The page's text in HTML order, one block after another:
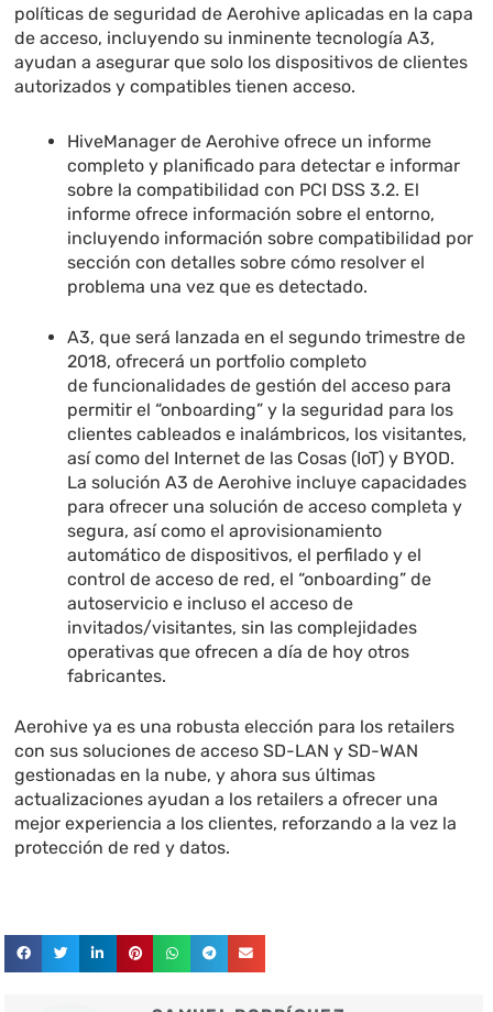
políticas de seguridad de Aerohive aplicadas en la capa
de acceso, incluyendo su inminente tecnología A3,
ayudan a asegurar que solo los dispositivos de clientes
autorizados y compatibles tienen acceso.
HiveManager de Aerohive ofrece un informe
completo y planificado para detectar e informar
sobre la compatibilidad con PCI DSS 3.2. El
informe ofrece información sobre el entorno,
incluyendo información sobre compatibilidad por
sección con detalles sobre cómo resolver el
problema una vez que es detectado.
A3, que será lanzada en el segundo trimestre de
2018, ofrecerá un portfolio completo
de funcionalidades de gestión del acceso para
permitir el “onboarding” y la seguridad para los
clientes cableados e inalámbricos, los visitantes,
así como del Internet de las Cosas (IoT) y BYOD.
La solución A3 de Aerohive incluye capacidades
para ofrecer una solución de acceso completa y
segura, así como el aprovisionamiento
automático de dispositivos, el perfilado y el
control de acceso de red, el “onboarding” de
autoservicio e incluso el acceso de
invitados/visitantes, sin las complejidades
operativas que ofrecen a día de hoy otros
fabricantes.
Aerohive ya es una robusta elección para los retailers
con sus soluciones de acceso SD-LAN y SD-WAN
gestionadas en la nube, y ahora sus últimas
actualizaciones ayudan a los retailers a ofrecer una
mejor experiencia a los clientes, reforzando a la vez la
protección de red y datos.